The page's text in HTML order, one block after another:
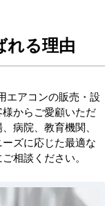
れる理由
エアコンの販売・設
からご愛顧いただ
病院、教育機関、
ズに応じた最適な
相談ください。